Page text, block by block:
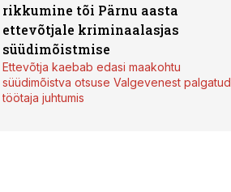
rikkumine tõi Pärnu aasta
ettevõtjale kriminaalasjas
süüdimõistmise
Ettevõtja kaebab edasi maakohtu
süüdimõistva otsuse Valgevenest palgatud
töötaja juhtumis